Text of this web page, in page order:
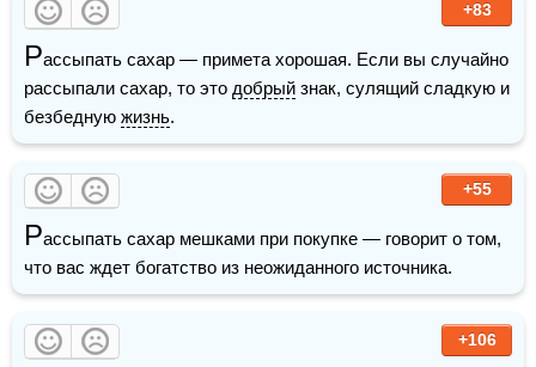
+83
Рассыпать сахар — примета хорошая. Если вы случайно
рассыпали сахар, то это добрый знак, сулящий сладкую и
безбедную жизнь.
+55
Рассыпать сахар мешками при покупке — говорит о том,
что вас ждет богатство из неожиданного источника.
+106